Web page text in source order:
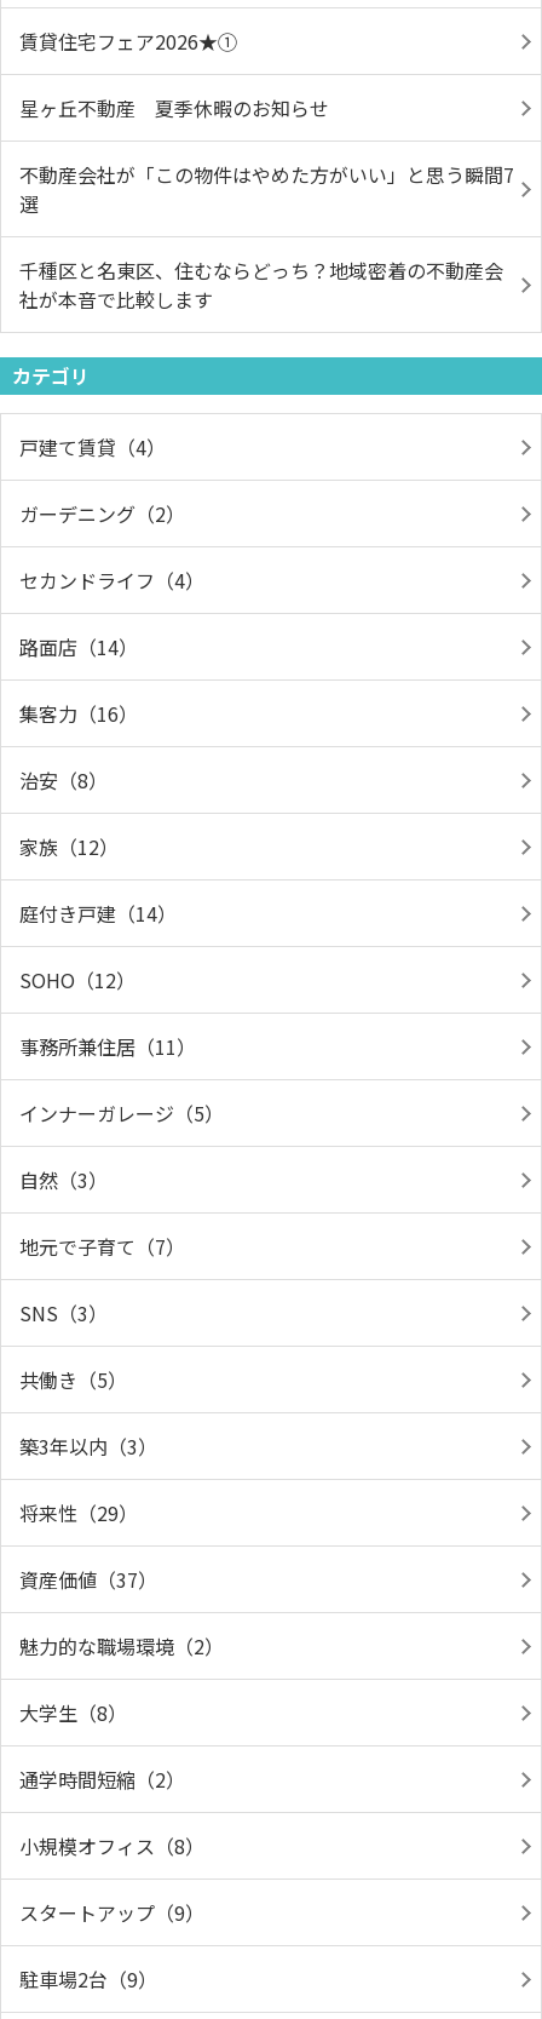
賃貸住宅フェア2026★①
星ヶ丘不動産 夏季休暇のお知らせ
不動産会社が「この物件はやめた方がいい」と思う瞬間7
選
千種区と名東区、住むならどっち？地域密着の不動産会
社が本音で比較します
カテゴリ
戸建て賃貸（4）
ガーデニング（2）
セカンドライフ（4）
路面店（14）
集客力（16）
治安（8）
家族（12）
庭付き戸建（14）
SOHO（12）
事務所兼住居（11）
インナーガレージ（5）
自然（3）
地元で子育て（7）
SNS（3）
共働き（5）
築3年以内（3）
将来性（29）
資産価値（37）
魅力的な職場環境（2）
大学生（8）
通学時間短縮（2）
小規模オフィス（8）
スタートアップ（9）
駐車場2台（9）